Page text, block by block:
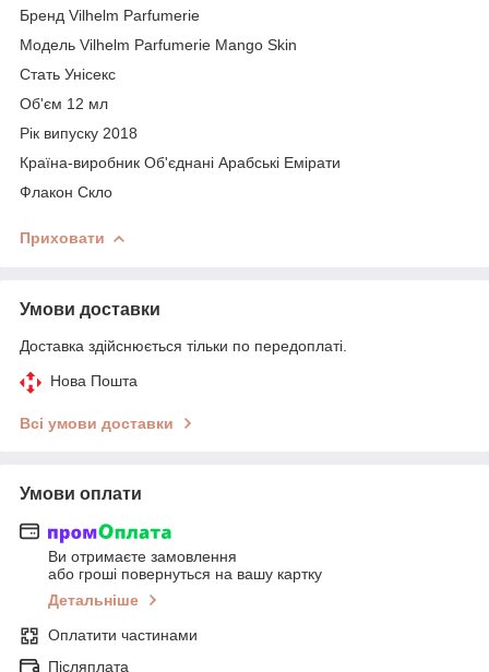
Бренд Vilhelm Parfumerie
Модель Vilhelm Parfumerie Mango Skin
Стать Унісекс
Об'єм 12 мл
Рік випуску 2018
Країна-виробник Об'єднані Арабські Емірати
Флакон Скло
Приховати
Умови доставки
Доставка здійснюється тільки по передоплаті.
Нова Пошта
Всі умови доставки
Умови оплати
Ви отримаєте замовлення
або гроші повернуться на вашу картку
Детальніше
Оплатити частинами
Післяплата